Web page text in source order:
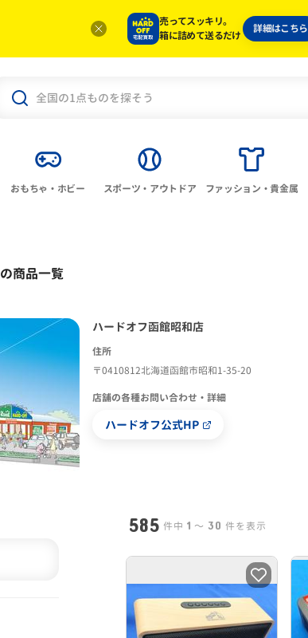
売ってスッキリ。
箱に詰めて送るだけ
詳細はこちら
おもちゃ・ホビー スポーツ・アウトドア ファッション・貴金属
の商品一覧
ハードオフ函館昭和店
住所
〒0410812北海道函館市昭和1-35-20
店舗の各種お問い合わせ・詳細
ハードオフ公式HP
585 件中 1 〜 30 件を表示